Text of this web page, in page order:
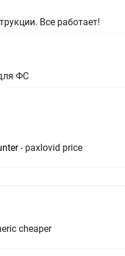
Все работает!
ФС
- paxlovid price
more https://rybelsus.tech/# rybelsus generic cheaper